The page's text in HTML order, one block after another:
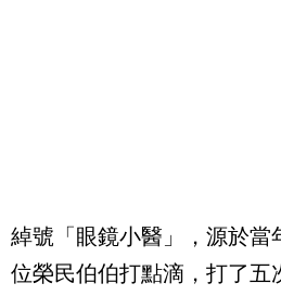
綽號「眼鏡小醫」，源於當
位榮民伯伯打點滴，打了五